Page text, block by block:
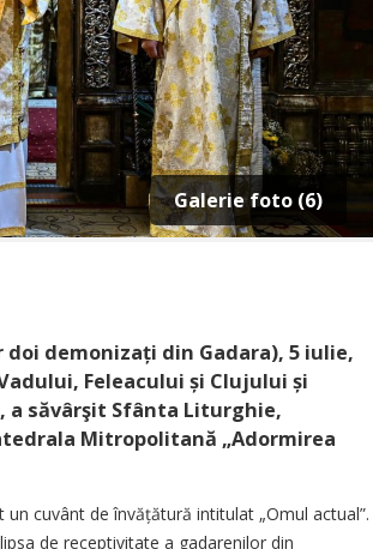
Galerie foto (6)
doi demonizați din Gadara), 5 iulie,
Feleacului și Clujului și
săvârşit Sfânta Liturghie,
Mitropolitană „Adormirea
cuvânt de învățătură intitulat „Omul actual”.
de receptivitate a gadarenilor din